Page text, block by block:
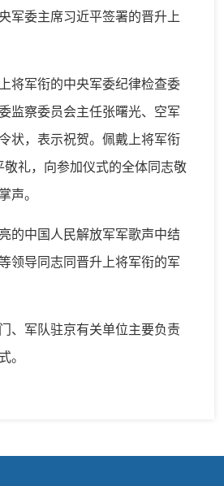
军委主席习近平签署的晋升上
将军衔的中央军委纪律检查委
监察委员会主任张曙光、空军
状，表示祝贺。佩戴上将军衔
敬礼，向参加仪式的全体同志敬
声。
的中国人民解放军军歌声中结
领导同志同晋升上将军衔的军
、军队驻京有关单位主要负责
。